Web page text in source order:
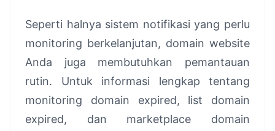
Seperti halnya sistem notifikasi yang perlu
monitoring berkelanjutan, domain website
Anda juga membutuhkan pemantauan
rutin. Untuk informasi lengkap tentang
monitoring domain expired, list domain
expired, dan marketplace domain